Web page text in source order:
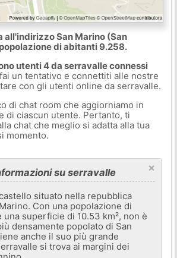
all'indirizzo San Marino (San
di abitanti 9.258.
utenti 4 da serravalle connessi
un tentativo e connettiti alle nostre
con gli utenti online da serravalle.
di chat room che aggiorniamo in
di ciascun utente. Pertanto, ti
chat che meglio si adatta alla tua
momento.
×
su serravalle
situato nella repubblica
Con una popolazione di
una superficie di 10.53 km², non è
densamente popolato di San
anche il suo più grande
si trova ai margini dei